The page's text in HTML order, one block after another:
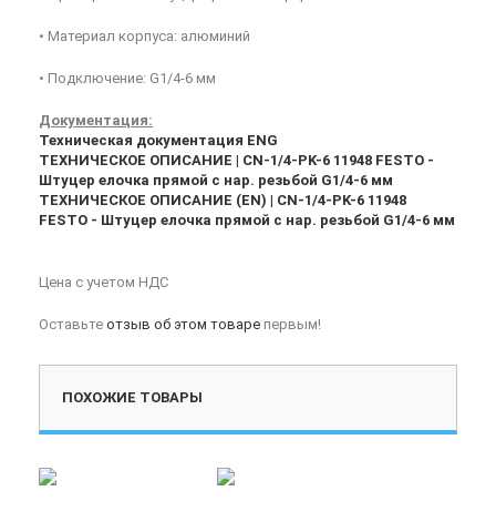
• Материал корпуса: алюминий
• Подключение: G1/4-6 мм
Документация:
Техническая документация ENG
ТЕХНИЧЕСКОЕ ОПИСАНИЕ | CN-1/4-PK-6 11948 FESTO -
Штуцер елочка прямой с нар. резьбой G1/4-6 мм
ТЕХНИЧЕСКОЕ ОПИСАНИЕ (EN) | CN-1/4-PK-6 11948
FESTO - Штуцер елочка прямой с нар. резьбой G1/4-6 мм
Цена с учетом НДС
Оставьте отзыв об этом товаре первым!
ПОХОЖИЕ ТОВАРЫ